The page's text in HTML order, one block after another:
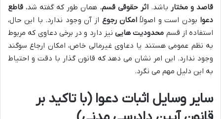
قاصد و مختار باشد.اثر حقوقی قسم، همان طور که گفته شد، قاطع
دعوا بودن است و اصولاً امکان رجوع از آن وجود ندارد. با این حال،
استفاده از قسم محدودیت هایی نیز دارد و در برخی دعاوی که مربوط
به نظم عمومی هستند یا دعاوی غیرمالی خاص، امکان ارجاع سوگند
وجود ندارد. این امر نشان می دهد که قانون گذار با دقت و احتیاط
به این دلیل مهم می نگرد.
سایر وسایل اثبات دعوا (با تاکید بر